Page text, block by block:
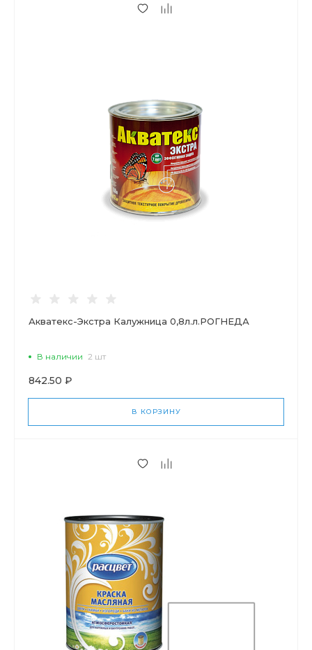
Акватекс-Экстра Калужница 0,8л.л.РОГНЕДА
В наличии 2 шт
842.50 ₽
В КОРЗИНУ